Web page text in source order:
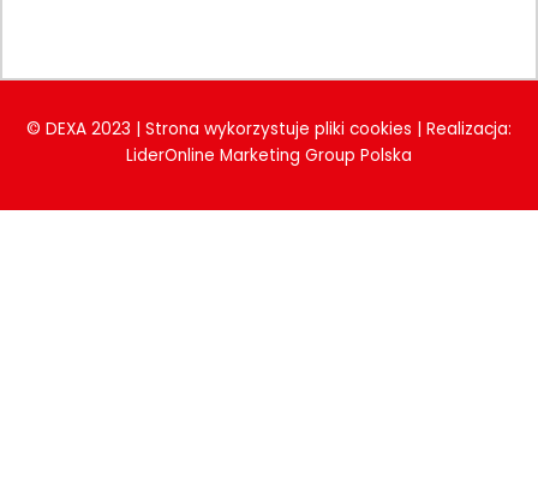
o
-
f
© DEXA 2023 | Strona wykorzystuje pliki cookies | Realizacja:
LiderOnline Marketing Group Polska